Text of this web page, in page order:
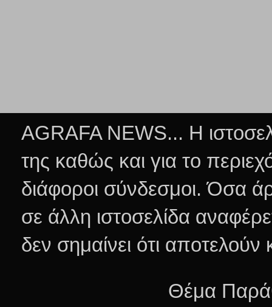
AGRAFA NEWS... Η
της καθώς και για το
διάφοροι σύνδεσμοι.Όσα
σε άλλη ιστοσελίδα
δεν σημαίνει ότι
Θέμα